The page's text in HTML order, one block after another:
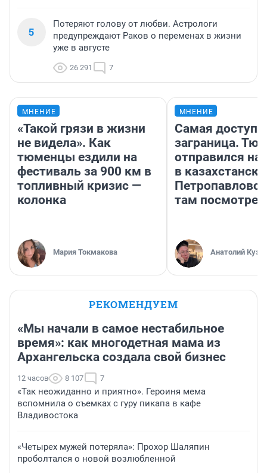
5
Потеряют голову от любви. Астрологи
предупреждают Раков о переменах в жизни
уже в августе
26 291 7
МНЕНИЕ
«Такой грязи в жизни
не видела». Как
тюменцы ездили на
фестиваль за 900 км в
топливный кризис —
колонка
Мария Токмакова
МНЕНИЕ
Самая
заграница.
отправился
в
там
Анатолий
РЕКОМЕНДУЕМ
«Мы начали в самое нестабильное
время»: как многодетная мама из
Архангельска создала свой бизнес
12 часов 8 107 7
«Так неожиданно и приятно». Героиня мема
вспомнила о съемках с гуру пикапа в кафе
Владивостока
«Четырех мужей потеряла»: Прохор Шаляпин
проболтался о новой возлюбленной